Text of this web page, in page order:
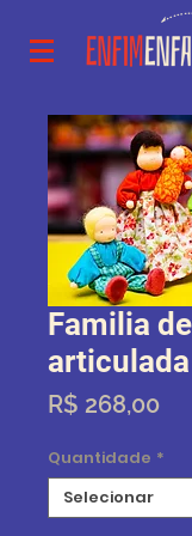
Familia
articulada
R$ 268,00
Quantidade *